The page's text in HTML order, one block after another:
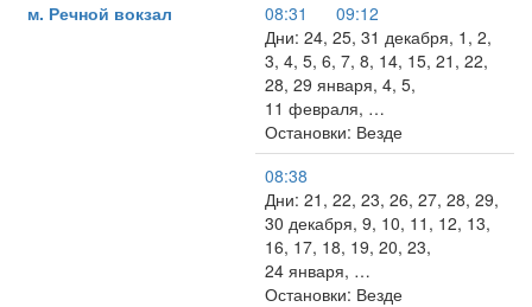
м. Речной вокзал
08:31
09:12
Дни: 24, 25, 31 декабря, 1, 2,
3, 4, 5, 6, 7, 8, 14, 15, 21, 22,
28, 29 января, 4, 5,
11 февраля, …
Остановки: Везде
08:38
Дни: 21, 22, 23, 26, 27, 28, 29,
30 декабря, 9, 10, 11, 12, 13,
16, 17, 18, 19, 20, 23,
24 января, …
Остановки: Везде